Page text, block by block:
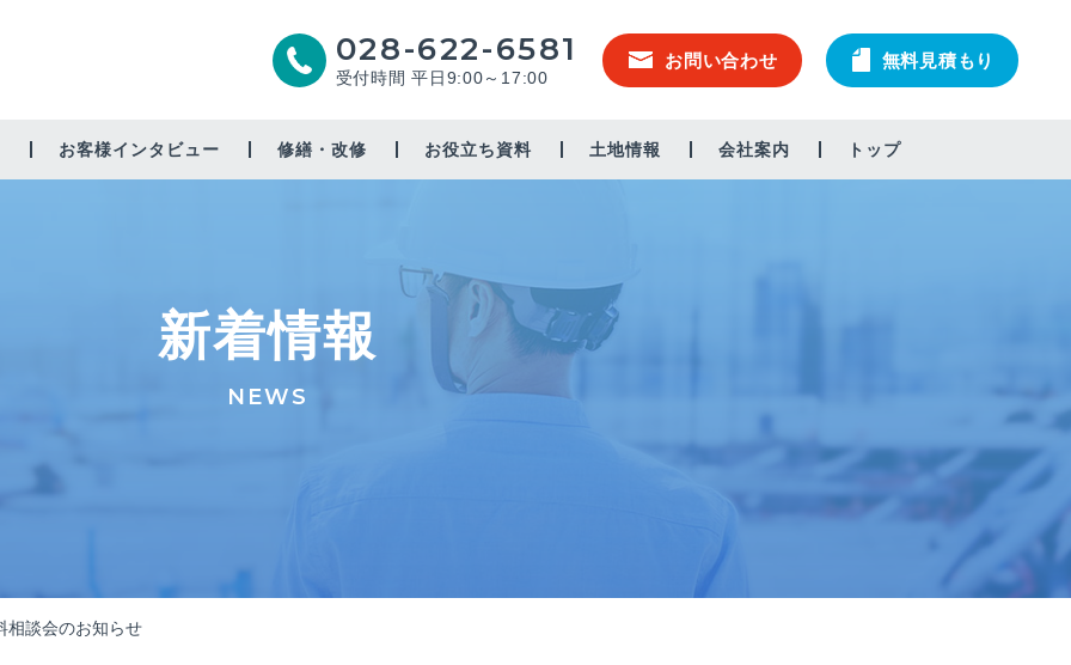
028-622-6581
受付時間 平日9:00～17:00
お問い合わせ 無料見積もり
お客様インタビュー 修繕・改修
省エネ
耐震補強
お役立ち資料 土地情報 会社案内 トップ
新着情報
NEWS
相談会のお知らせ